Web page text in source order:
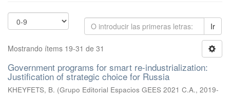
Ir
Mostrando ítems 19-31 de 31
Government programs for smart re-industrialization:
Justification of strategic choice for Russia
KHEYFETS, B. (Grupo Editorial Espacios GEES 2021 C.A., 2019-